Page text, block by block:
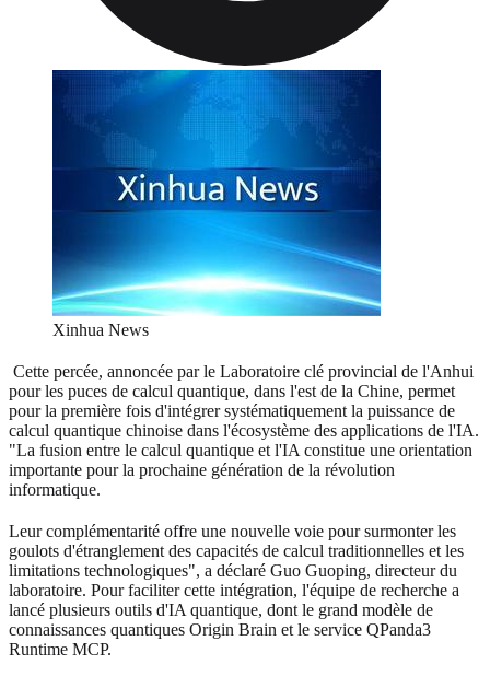
Xinhua News
Cette percée, annoncée par le Laboratoire clé provincial de l'Anhui
pour les puces de calcul quantique, dans l'est de la Chine, permet
pour la première fois d'intégrer systématiquement la puissance de
calcul quantique chinoise dans l'écosystème des applications de l'IA.
"La fusion entre le calcul quantique et l'IA constitue une orientation
importante pour la prochaine génération de la révolution
informatique.
Leur complémentarité offre une nouvelle voie pour surmonter les
goulots d'étranglement des capacités de calcul traditionnelles et les
limitations technologiques", a déclaré Guo Guoping, directeur du
laboratoire. Pour faciliter cette intégration, l'équipe de recherche a
lancé plusieurs outils d'IA quantique, dont le grand modèle de
connaissances quantiques Origin Brain et le service QPanda3
Runtime MCP.